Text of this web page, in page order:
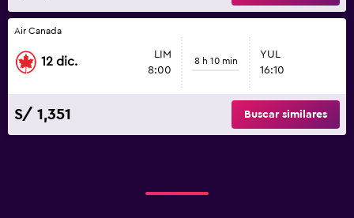
Air Canada
12 dic.
LIM
8:00
8 h 10 min
YUL
16:10
S/ 1,351 Buscar similares